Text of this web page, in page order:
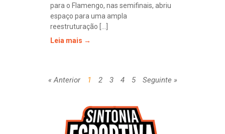
para o Flamengo, nas semifinais, abriu
espaço para uma ampla
reestruturação [...]
Leia mais →
« Anterior 1 2 3 4 5 Seguinte »